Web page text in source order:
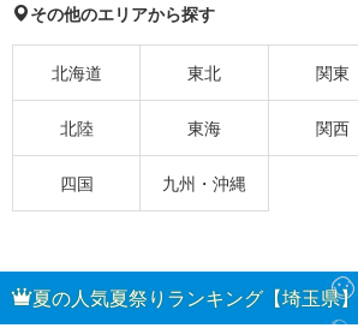
その他のエリアから探す
北海道 東北 関東
北陸 東海 関西
四国 九州・沖縄
夏の人気夏祭りランキング【埼玉県】